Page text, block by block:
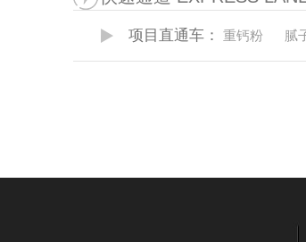
项目直通车： 重钙粉 腻